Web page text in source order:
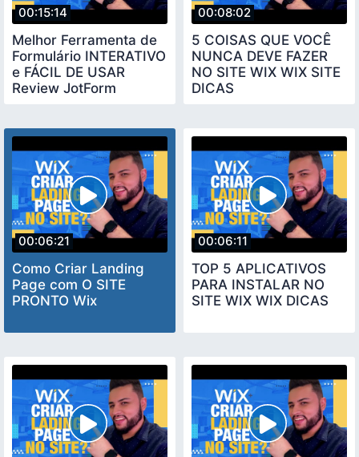
00:15:14
Melhor Ferramenta de
Formulário INTERATIVO
e FÁCIL DE USAR
Review JotForm
00:08:02
5 COISAS QUE VOCÊ
NUNCA DEVE FAZER
NO SITE WIX WIX SITE
DICAS
00:06:21
Como Criar Landing
Page com O SITE
PRONTO Wix
00:06:11
TOP 5 APLICATIVOS
PARA INSTALAR NO
SITE WIX WIX DICAS